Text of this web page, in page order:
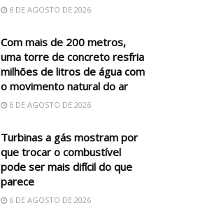
6 DE AGOSTO DE 2026
Com mais de 200 metros,
uma torre de concreto resfria
milhões de litros de água com
o movimento natural do ar
6 DE AGOSTO DE 2026
Turbinas a gás mostram por
que trocar o combustível
pode ser mais difícil do que
parece
6 DE AGOSTO DE 2026